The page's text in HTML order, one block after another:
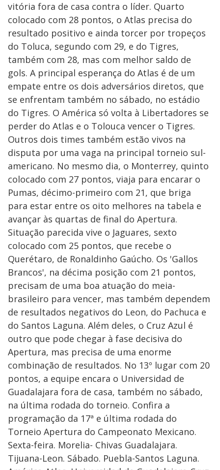
vitória fora de casa contra o líder. Quarto
colocado com 28 pontos, o Atlas precisa do
resultado positivo e ainda torcer por tropeços
do Toluca, segundo com 29, e do Tigres,
também com 28, mas com melhor saldo de
gols. A principal esperança do Atlas é de um
empate entre os dois adversários diretos, que
se enfrentam também no sábado, no estádio
do Tigres. O América só volta à Libertadores se
perder do Atlas e o Tolouca vencer o Tigres.
Outros dois times também estão vivos na
disputa por uma vaga na principal torneio sul-
americano. No mesmo dia, o Monterrey, quinto
colocado com 27 pontos, viaja para encarar o
Pumas, décimo-primeiro com 21, que briga
para estar entre os oito melhores na tabela e
avançar às quartas de final do Apertura.
Situação parecida vive o Jaguares, sexto
colocado com 25 pontos, que recebe o
Querétaro, de Ronaldinho Gaúcho. Os 'Gallos
Brancos', na décima posição com 21 pontos,
precisam de uma boa atuação do meia-
brasileiro para vencer, mas também dependem
de resultados negativos do Leon, do Pachuca e
do Santos Laguna. Além deles, o Cruz Azul é
outro que pode chegar à fase decisiva do
Apertura, mas precisa de uma enorme
combinação de resultados. No 13º lugar com 20
pontos, a equipe encara o Universidad de
Guadalajara fora de casa, também no sábado,
na última rodada do torneio. Confira a
programação da 17ª e última rodada do
Torneio Apertura do Campeonato Mexicano.
Sexta-feira. Morelia- Chivas Guadalajara.
Tijuana-Leon. Sábado. Puebla-Santos Laguna.